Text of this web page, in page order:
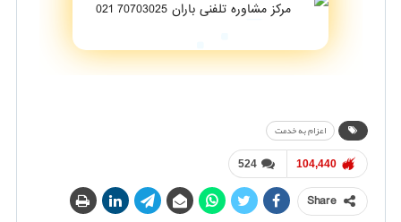
اعزام به خدمت
524 104,440
Share